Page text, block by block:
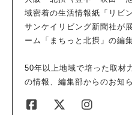
ナイター営業も！ 今や大人気
がオープンしたのは4年前。 代表の秦さんは、北摂の地域活性の
ために何かできないかと考え、 バリアフリーで小さい子どもか
ば・・・と、ここ池田で始めたそうです。 い
どを一から勉強し、最初はな
連さんも多く、 「いちご狩り体験を通して“北摂いちご”のおいし
ください。 好みの味はどれ？
後、となりの休憩ペースで早速摘
ぱり自分で摘んだいちごはお
くのを見て焦る母。 摘んだいちごは持ち帰り可能で、もう1パッ
クはお土産にして持ち帰ることに。 フルーティーな香
まり馴染みのない品種のいちご
域密着の生活情報紙「リビ
サンケイリビング新聞社が
ーム「まちっと北摂」の編
50年以上地域で培った取材
の情報、編集部からのお知